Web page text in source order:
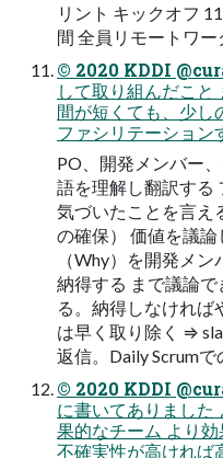
リント キックオフ
間 全員リモートワー
© 2020 KDDI
して取り組んだこ
間が短くても、少し
ファシリテーショ
PO、開発メンバー
語を理解し翻訳する
気づいたことを⾔え
の確保） 価値を議
（Why）を開発メ
納得する まで議論
る。納得しなければ
は早く取り除く ⇒
返信。Daily Scrum
© 2020 KDDI
に書いてありました
果的なチーム より
不確実性が⾼ければ